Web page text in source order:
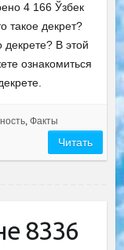
4 166 Ўзбек
такое декрет?
В этой
ознакомиться
, Факты
Читать
8336